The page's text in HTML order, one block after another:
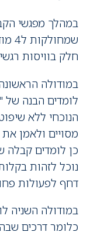
במהלך מפגשי
חלק בוויסות
לומדים הבנה של
הנוכחי ללא
מסויים ולאמן
כן לומדים קבלה
נוכל לזהות
דחף לפעולות
במודולה השניה
כלומר דרכים